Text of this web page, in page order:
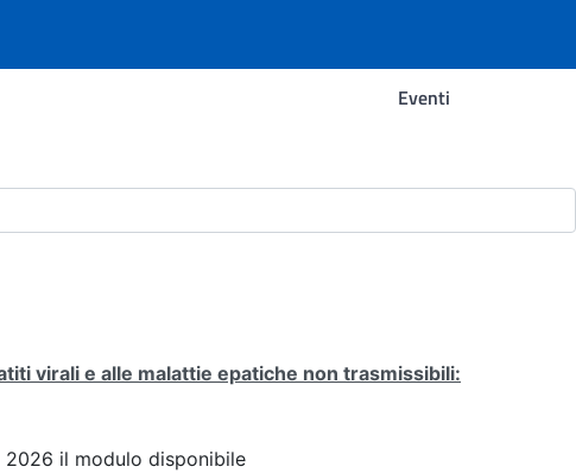
Eventi
virali e alle malattie epatiche non trasmissibili:
2026 il modulo disponibile